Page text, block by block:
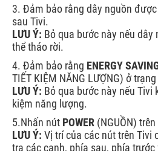
3. Đảm bảo rằng dây nguồn
sau Tivi.
LƯU Ý: Bỏ qua bước này nếu dây
thể tháo rời.
4. Đảm bảo rằng ENERGY
TIẾT KIỆM NĂNG LƯỢNG) ở
LƯU Ý: Bỏ qua bước này nếu Tivi
kiệm năng lượng.
5.Nhấn nút POWER(NGUỒN) trên
LƯU Ý: Vị trí của các nút trên Tivi
tra các cạnh, phía sau, phía